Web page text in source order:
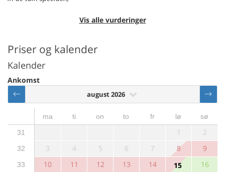
Vis alle vurderinger
Priser og kalender
Kalender
Ankomst
august 2026
ma ti on to fr lø
sø
31
1 2
32 3 4 5 6 7 8 9
33 10 11 12 13 14 15 16